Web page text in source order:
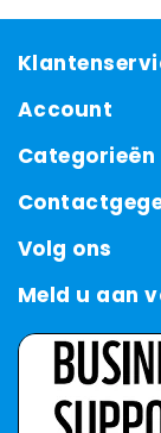
Account
Categorieën
Volg ons
Meld u aan